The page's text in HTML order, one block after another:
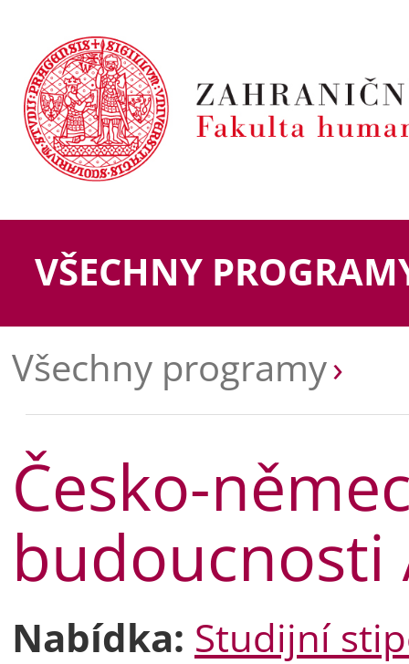
VŠECHNY
Všechny programy
Česko-
budoucnosti
Nabídka: Studijní